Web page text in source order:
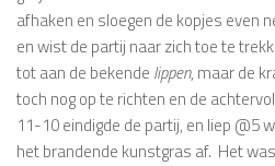
afhaken en sloegen de kopjes even
en wist de partij naar zich toe te
tot aan de bekende lippen, maar de
toch nog op te richten en de
11-10 eindigde de partij, en liep @5
het brandende kunstgras af. Het